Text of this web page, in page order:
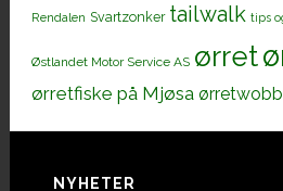
Rendalen Svartzonker tailwalk tips
Østlandet Motor Service AS ørret
ørretfiske på Mjøsa
NYHETER